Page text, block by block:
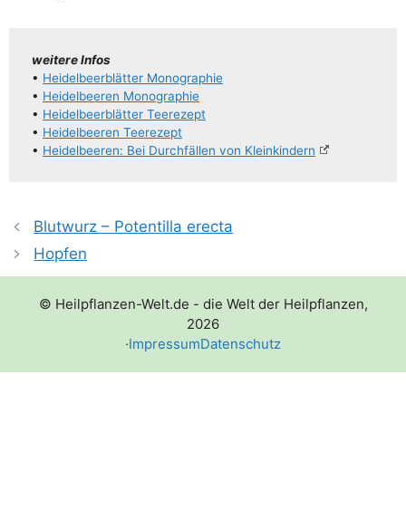
wei­te­re Infos
• Hei­del­beer­blät­ter Monographie
• Hei­del­bee­ren Monographie
• Hei­del­beer­blät­ter Teerezept
• Hei­del­bee­ren Teerezept
• Hei­del­bee­ren: Bei Durch­fäl­len von Kleinkindern
Blutwurz – Potentilla erecta
Hopfen
© Heilpflanzen-Welt.de - die Welt der Heilpflanzen,
2026
·ImpressumDatenschutz